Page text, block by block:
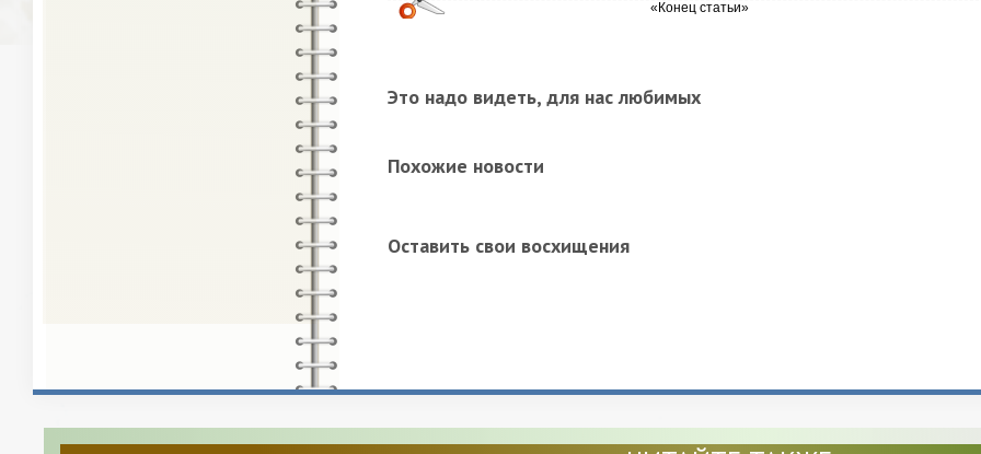
Это надо видеть, для нас любимых
Похожие новости
Оставить свои восхищения